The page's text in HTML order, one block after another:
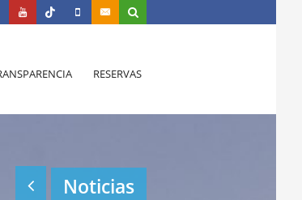
RESERVAS
Noticias